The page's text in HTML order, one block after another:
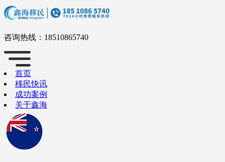
咨询热线： 18510865740
首页
移民快讯
成功案例
关于鑫海